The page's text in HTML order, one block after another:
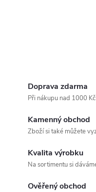
Doprava zdarma
Při nákupu nad 1000
Kamenný obchod
Zboží si také můžete
Kvalita výrobku
Na sortimentu si
Ověřený obchod